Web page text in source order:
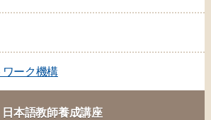
ワーク機構
日本語教師養成講座